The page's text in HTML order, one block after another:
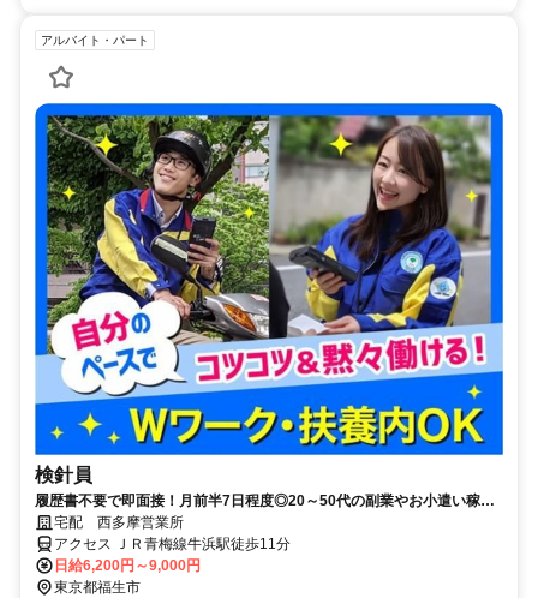
アルバイト・パート
検針員
履歴書不要で即面接！月前半7日程度◎20～50代の副業やお小遣い稼ぎ
にピッタリ！
宅配 西多摩営業所
アクセス ＪＲ青梅線牛浜駅徒歩11分
日給6,200円～9,000円
東京都福生市